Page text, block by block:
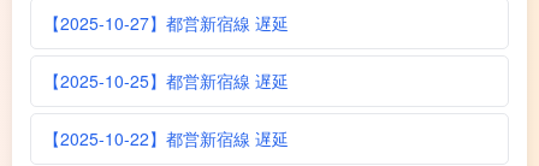
【2025-10-27】都営新宿線 遅延
【2025-10-25】都営新宿線 遅延
【2025-10-22】都営新宿線 遅延